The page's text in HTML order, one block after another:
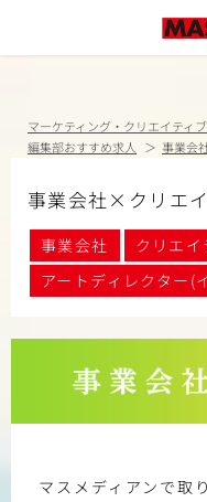
マーケティング・クリエイティ
編集部おすすめ求人
事業会
事業会社×クリエ
事業会社
クリエイ
アートディレクター(
マスメディアンで取